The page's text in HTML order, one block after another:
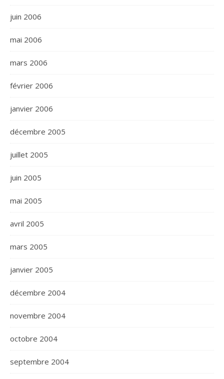
juin 2006
mai 2006
mars 2006
février 2006
janvier 2006
décembre 2005
juillet 2005
juin 2005
mai 2005
avril 2005
mars 2005
janvier 2005
décembre 2004
novembre 2004
octobre 2004
septembre 2004